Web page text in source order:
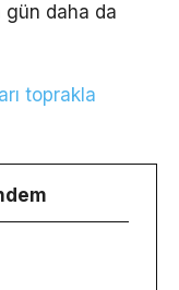
gün daha da
toprakla